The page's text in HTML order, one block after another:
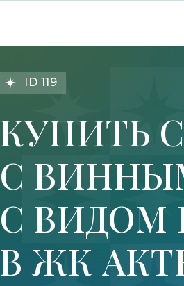
LET'S GO!
КУПИТЬ
С
С ВИДОМ
В ЖК
ID 119